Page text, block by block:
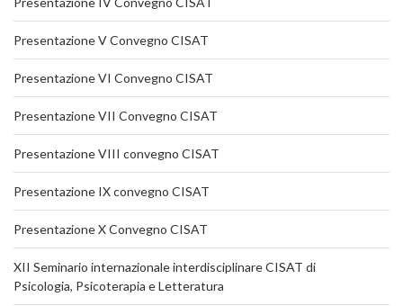
Presentazione V Convegno CISAT
Presentazione VI Convegno CISAT
Presentazione VII Convegno CISAT
Presentazione VIII convegno CISAT
Presentazione IX convegno CISAT
Presentazione X Convegno CISAT
XII Seminario internazionale interdisciplinare CISAT di
Psicologia, Psicoterapia e Letteratura